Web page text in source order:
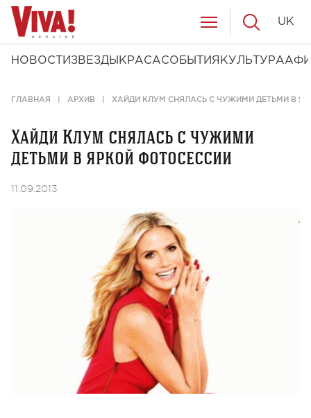
НОВОСТИ ЗВЕЗДЫ КРАСАСОБЫТИЯ КУЛЬТУРА
UK
ГЛАВНАЯ АРХИВ ХАЙДИ КЛУМ СНЯЛАСЬ C ЧУЖИМИ ДЕТЬМИ В
Хайди Клум снялась c чужими
детьми в яркой фотосессии
11.09.2013